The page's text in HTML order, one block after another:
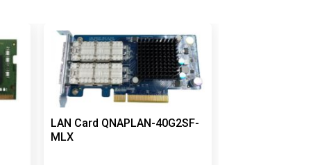
LAN Card QNAPLAN-40G2SF-
MLX